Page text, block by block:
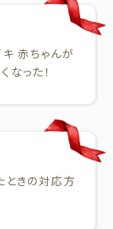
キ 赤ちゃんが
なった！
ときの対応方